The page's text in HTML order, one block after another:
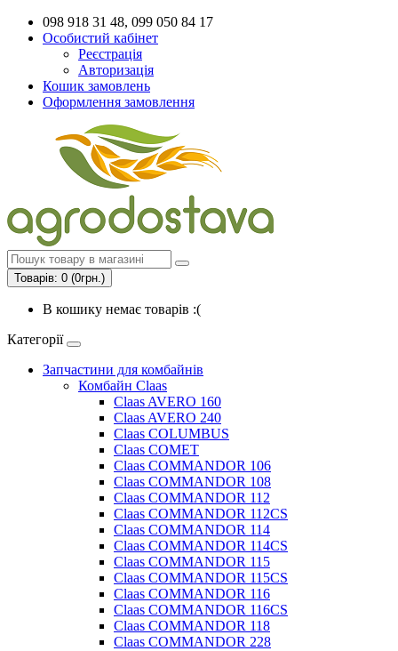
098 918 31 48, 099 050 84 17
Особистий кабінет
Реєстрація
Авторизація
Кошик замовлень
Оформлення замовлення
Товарів: 0 (0грн.)
В кошику немає товарів :(
Категорії
Запчастини для комбайнів
Комбайн Claas
Claas AVERO 160
Claas AVERO 240
Claas COLUMBUS
Claas COMET
Claas COMMANDOR 106
Claas COMMANDOR 108
Claas COMMANDOR 112
Claas COMMANDOR 112CS
Claas COMMANDOR 114
Claas COMMANDOR 114CS
Claas COMMANDOR 115
Claas COMMANDOR 115CS
Claas COMMANDOR 116
Claas COMMANDOR 116CS
Claas COMMANDOR 118
Claas COMMANDOR 228